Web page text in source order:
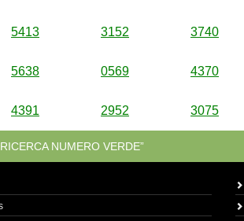
5413 3152 3740
5638 0569 4370
4391 2952 3075
NUMERO VERDE”